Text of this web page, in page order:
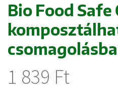
Bio Food Safe
1 839 Ft